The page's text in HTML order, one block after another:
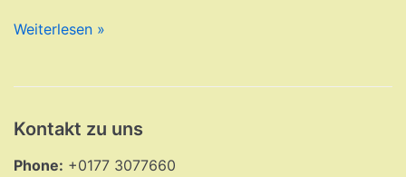
Weiterlesen »
Kontakt zu uns
Phone: +0177 3077660